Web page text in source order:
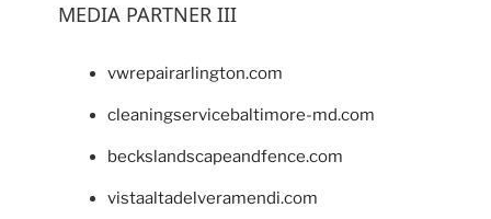
MEDIA PARTNER III
vwrepairarlington.com
cleaningservicebaltimore-md.com
beckslandscapeandfence.com
vistaaltadelveramendi.com